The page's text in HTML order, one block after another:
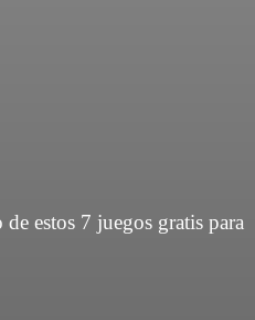
estos 7 juegos gratis para